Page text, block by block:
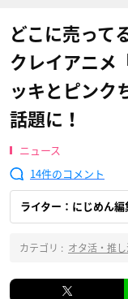
どこに売って
クレイアニメ
ッキとピンク
話題に！
ニュース
14
ライター：にじめん編
カテゴリ : オタ活・推